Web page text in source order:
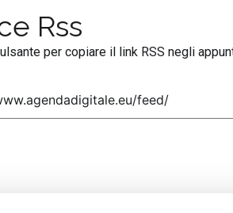
Rss
per copiare il link RSS negli